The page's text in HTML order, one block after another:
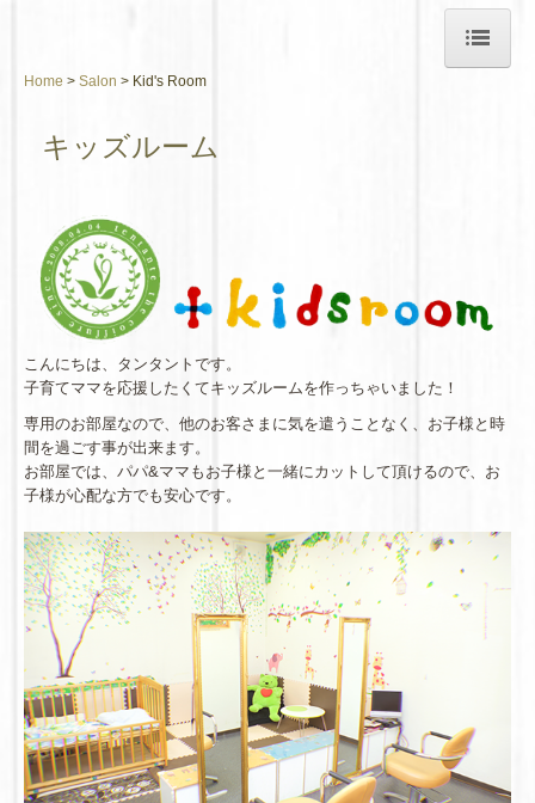
Salon
Staff
Kid's Room
Menu
Birthday
Baby・Kids
Family
Maternity
Wedding
七五三
Home Salon Kid's Room
キッズルーム
こんにちは、タンタントです。
子育てママを応援したくてキッズルームを作っちゃいました！
専用のお部屋なので、他のお客さまに気を遣うことなく、お子様と時
間を過ごす事が出来ます。
お部屋では、パパ&ママもお子様と一緒にカットして頂けるので、お
子様が心配な方でも安心です。